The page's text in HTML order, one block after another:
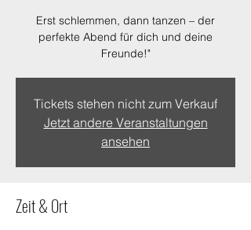
Erst schlemmen, dann tanzen – der
perfekte Abend für dich und deine
Freunde!"
Tickets stehen nicht zum Verkauf
Jetzt andere Veranstaltungen
ansehen
Zeit & Ort